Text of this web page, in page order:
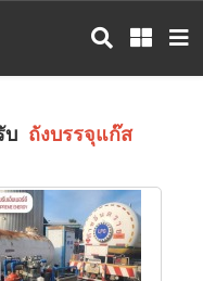
บ ถังบรรจุแก๊ส